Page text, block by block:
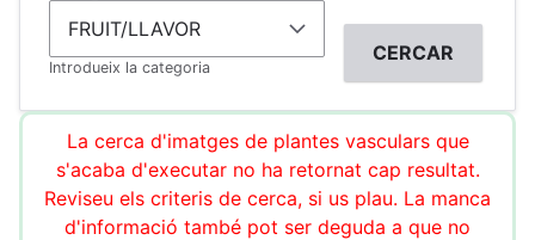
Introdueix la categoria
La cerca d'imatges de plantes vasculars que
s'acaba d'executar no ha retornat cap resultat.
Reviseu els criteris de cerca, si us plau. La manca
d'informació també pot ser deguda a que no